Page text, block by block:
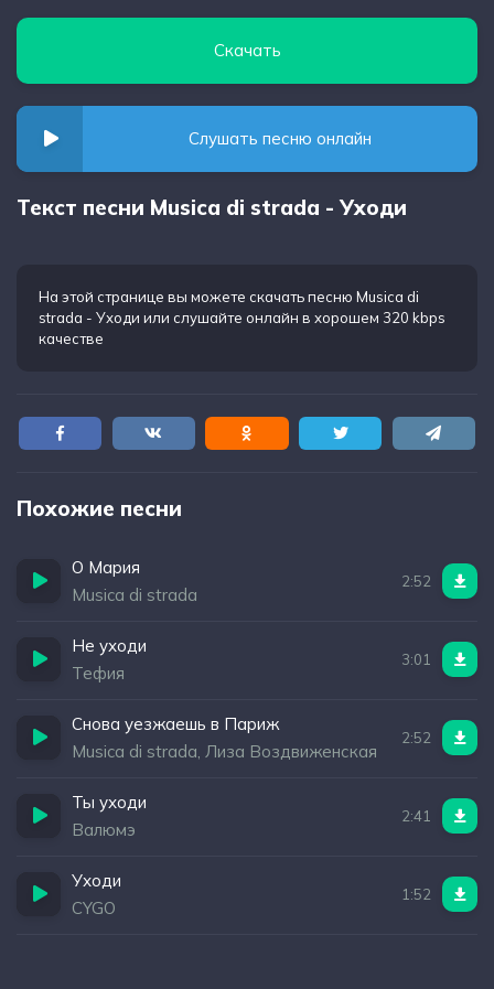
Скачать
Слушать песню онлайн
Текст песни Musica di strada - Уходи
На этой странице вы можете скачать песню Musica di
strada - Уходи или слушайте онлайн в хорошем 320 kbps
качестве
Похожие песни
О Мария
Musica di strada
2:52
Не уходи
Тефия
3:01
Снова уезжаешь в Париж
Musica di strada, Лиза Воздвиженская
2:52
Ты уходи
Валюмэ
2:41
Уходи
CYGO
1:52